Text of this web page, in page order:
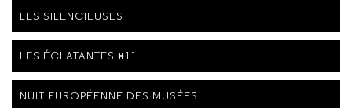
LES SILENCIEUSES
LES ÉCLATANTES #11
NUIT EUROPÉENNE DES MUSÉES